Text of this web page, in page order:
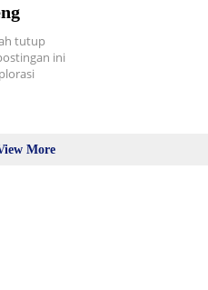
tutup
ini
More